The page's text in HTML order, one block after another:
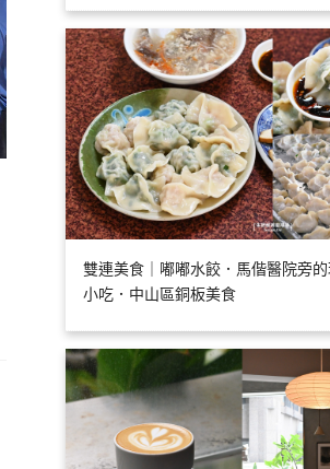
雙連美食｜嘟嘟水餃．馬偕醫院旁
小吃．中山區銅板美食